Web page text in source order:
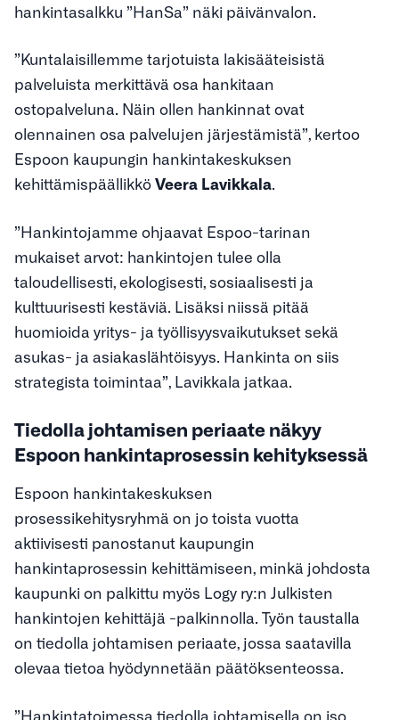
hankintasalkku ”HanSa” näki päivänvalon.
”Kuntalaisillemme tarjotuista lakisääteisistä
palveluista merkittävä osa hankitaan
ostopalveluna. Näin ollen hankinnat ovat
olennainen osa palvelujen järjestämistä”, kertoo
Espoon kaupungin hankintakeskuksen
kehittämispäällikköVeera Lavikkala.
”Hankintojamme ohjaavat Espoo-tarinan
mukaiset arvot: hankintojen tulee olla
taloudellisesti, ekologisesti, sosiaalisesti ja
kulttuurisesti kestäviä. Lisäksi niissä pitää
huomioida yritys- ja työllisyysvaikutukset sekä
asukas- ja asiakaslähtöisyys. Hankinta on siis
strategista toimintaa”, Lavikkala jatkaa.
Tiedolla johtamisen periaate näkyy
Espoon hankintaprosessin kehityksessä
Espoon hankintakeskuksen
prosessikehitysryhmä on jo toista vuotta
aktiivisesti panostanut kaupungin
hankintaprosessin kehittämiseen, minkä johdosta
kaupunki on palkittu myös Logy ry:n Julkisten
hankintojen kehittäjä -palkinnolla. Työn taustalla
on tiedolla johtamisen periaate, jossa saatavilla
olevaa tietoa hyödynnetään päätöksenteossa.
”Hankintatoimessa tiedolla johtamisella on iso